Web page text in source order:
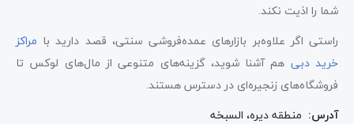
شما را اذیت نکند.
راستی اگر علاوه‌بر بازارهای عمده‌فروشی سنتی، قصد دارید با مراکز
خرید دبی هم آشنا شوید، گزینه‌های متنوعی از مال‌های لوکس تا
فروشگاه‌های زنجیره‌ای در دسترس هستند.
آدرس: منطقه دیره، السبخه